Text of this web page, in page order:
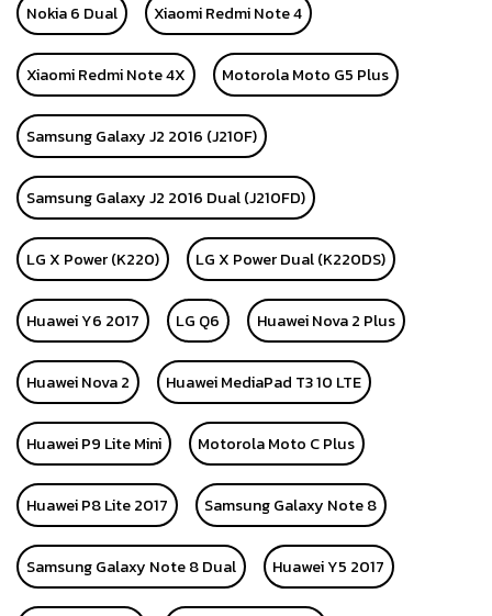
Nokia 6 Dual Xiaomi Redmi Note 4
Xiaomi Redmi Note 4X Motorola Moto G5 Plus
Samsung Galaxy J2 2016 (J210F)
Samsung Galaxy J2 2016 Dual (J210FD)
LG X Power (K220) LG X Power Dual (K220DS)
Huawei Y6 2017 LG Q6 Huawei Nova 2 Plus
Huawei Nova 2 Huawei MediaPad T3 10 LTE
Huawei P9 Lite Mini Motorola Moto C Plus
Huawei P8 Lite 2017 Samsung Galaxy Note 8
Samsung Galaxy Note 8 Dual Huawei Y5 2017